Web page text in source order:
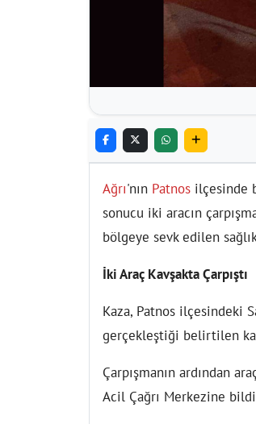
Ağrı'nın Patnos ilçesinde
sonucu iki aracın
bölgeye sevk edilen
İki Araç Kavşakta Çarpıştı
Kaza, Patnos ilçesindeki
gerçekleştiği belirtilen
Çarpışmanın ardından
Acil Çağrı Merkezine